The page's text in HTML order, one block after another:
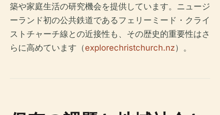
築や家庭生活の研究機会を提供しています。ニュージ
ーランド初の公共鉄道であるフェリーミード・クライ
ストチャーチ線との近接性も、その歴史的重要性はさ
らに高めています（explorechristchurch.nz）。